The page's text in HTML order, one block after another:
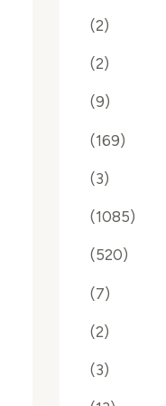
(2)
(2)
(9)
(169)
(3)
(1085)
(520)
(7)
(2)
(3)